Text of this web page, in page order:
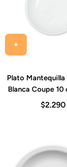
Plato Mantequilla
Blanca Coupe
Verde
$2.290